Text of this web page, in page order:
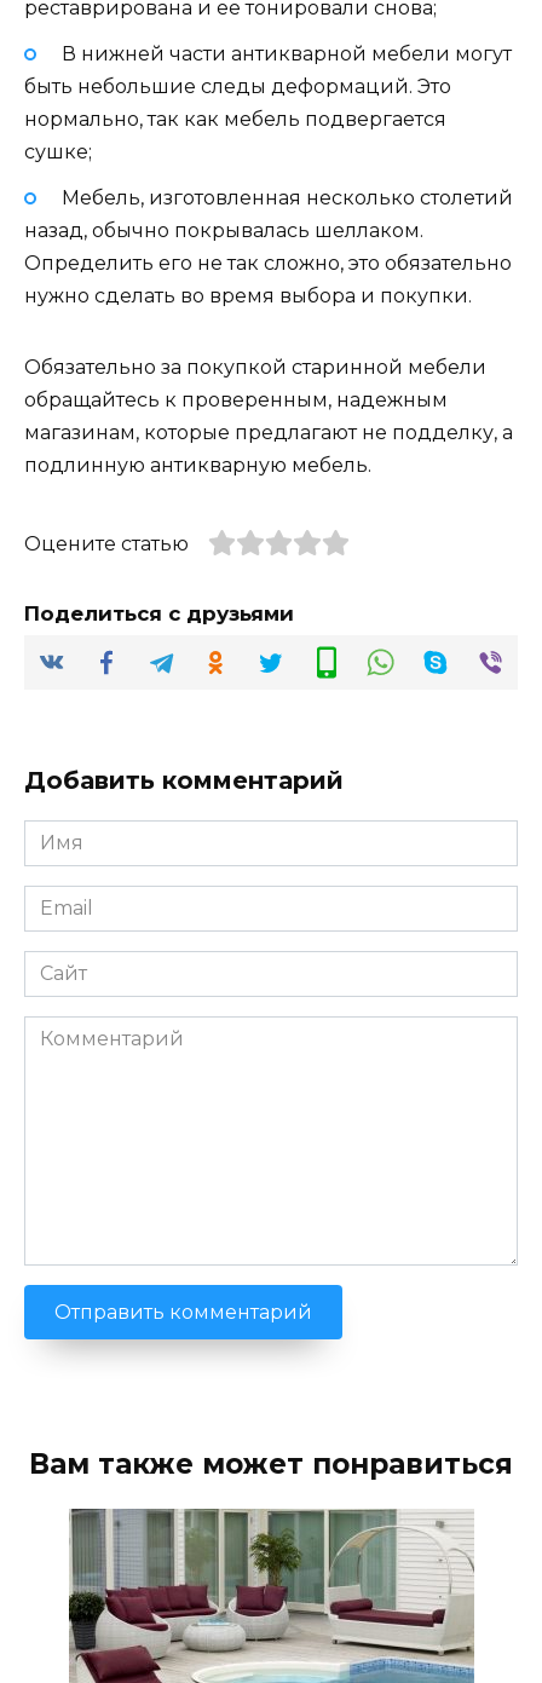
реставрирована и ее тонировали снова;
В нижней части антикварной мебели могут
быть небольшие следы деформаций. Это
нормально, так как мебель подвергается
сушке;
Мебель, изготовленная несколько столетий
назад, обычно покрывалась шеллаком.
Определить его не так сложно, это обязательно
нужно сделать во время выбора и покупки.
Обязательно за покупкой старинной мебели
обращайтесь к проверенным, надежным
магазинам, которые предлагают не подделку, а
подлинную антикварную мебель.
Оцените статью
Поделиться с друзьями
Добавить комментарий
Имя
*
Email
*
Сайт
Комментарий
Вам также может понравиться